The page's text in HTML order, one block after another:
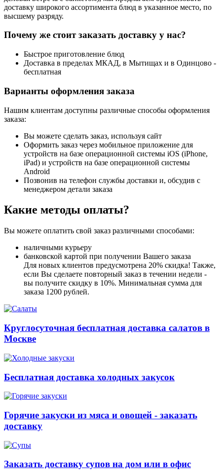
доставку широкого ассортимента блюд в указанное место, по
высшему разряду.
Почему же стоит заказать доставку у нас?
Быстрое приготовление блюд
Доставка в пределах МКАД, в Мытищах и в Одинцово -
бесплатная
Варианты оформления заказа
Нашим клиентам доступны различные способы оформления
заказа:
Вы можете сделать заказ, используя сайт
Оформить заказ через мобильное приложение для
устройств на базе операционной системы iOS (iPhone,
iPad) и устройств на базе операционной системы
Android
Позвонив на телефон службы доставки и, обсудив с
менеджером детали заказа
Какие методы оплаты?
Вы можете оплатить свой заказ различными способами:
наличными курьеру
банковской картой при получении Вашего заказа
Для новых клиентов предусмотрена 20% скидка! Также,
если Вы сделаете повторный заказ в течении недели -
вы получите скидку в 10%. Минимальная сумма для
заказа 1200 рублей.
Круглосуточная бесплатная доставка салатов в
Москве
Бесплатная доставка холодных закусок
Горячие закуски из мяса и овощей - заказать
доставку
Заказать доставку супов на дом или в офис